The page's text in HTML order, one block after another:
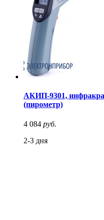
АКИП-9301,
(пирометр)
4 084 руб.
2-3 дня